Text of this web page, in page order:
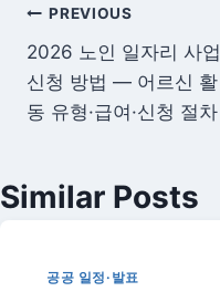
글
탐
색
PREVIOUS
2026 노인 일자리 사업
신청 방법 — 어르신 활
동 유형·급여·신청 절차
Similar Posts
공공 일정·발표